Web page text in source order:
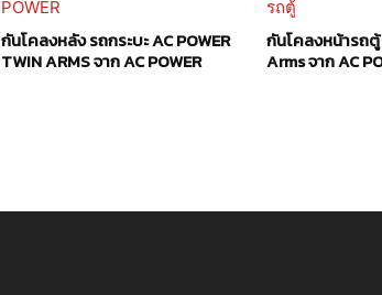
กันโคลงหลัง รถกระบะ AC POWER
TWIN ARMS จาก AC POWER
กันโคลงหน้ารถ
Arms จาก AC